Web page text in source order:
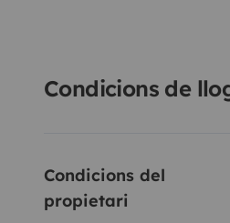
Condicions de
Condicions del
propietari